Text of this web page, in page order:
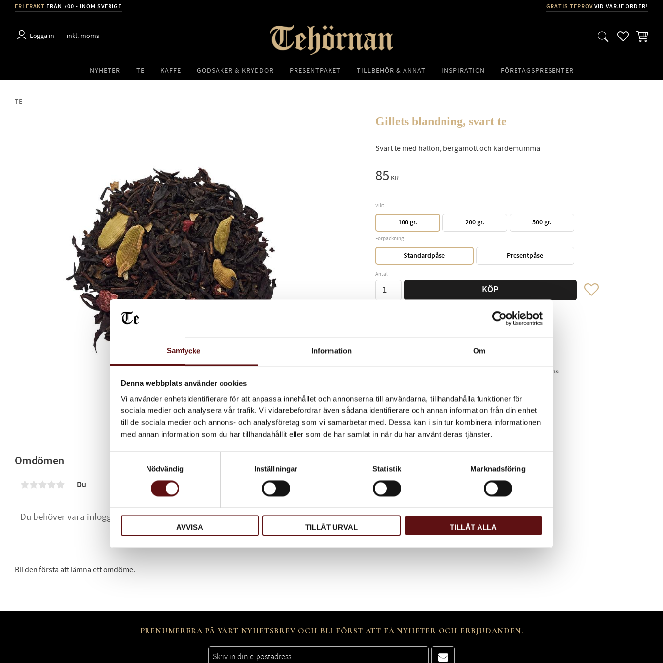
Samtycke Information Om
Denna webbplats använder cookies
Vi använder enhetsidentifierare för att anpassa innehållet och annonserna till användarna, tillhandahålla funktioner för
sociala medier och analysera vår trafik. Vi vidarebefordrar även sådana identifierare och annan information från din enhet
till de sociala medier och annons- och analysföretag som vi samarbetar med. Dessa kan i sin tur kombinera informationen
med annan information som du har tillhandahållit eller som de har samlat in när du har använt deras tjänster.
Nödvändig
Inställningar Statistik Marknadsföring
AVVISA TILLÅT URVAL TILLÅT ALLA
FRI FRAKT FRÅN 700:- INOM SVERIGE GRATIS TEPROVVID VARJE ORDER!
Logga in inkl. moms FAVORITER
NYHETER TE KAFFE GODSAKER & KRYDDOR PRESENTPAKET TILLBEHÖR & ANNAT INSPIRATION FÖRETAGSPRESENTER
TE
Gillets blandning, svart te
Svart te med hallon, bergamott och kardemumma
85 KR
Vikt
100 gr. 200 gr. 500 gr.
Förpackning
Standardpåse Presentpåse
Antal
KÖP Lägg till i favoriter
Vikt
0,1 kg
Ett svart te med smak av hallon, bergamott och kardemumma.
Dela med dig
Facebook
TwitterLinkedIn
Omdömen
Du
Bli den första att lämna ett omdöme.
PRENUMERERA PÅ VÅRT NYHETSBREV OCH BLI FÖRST ATT FÅ NYHETER OCH ERBJUDANDEN.